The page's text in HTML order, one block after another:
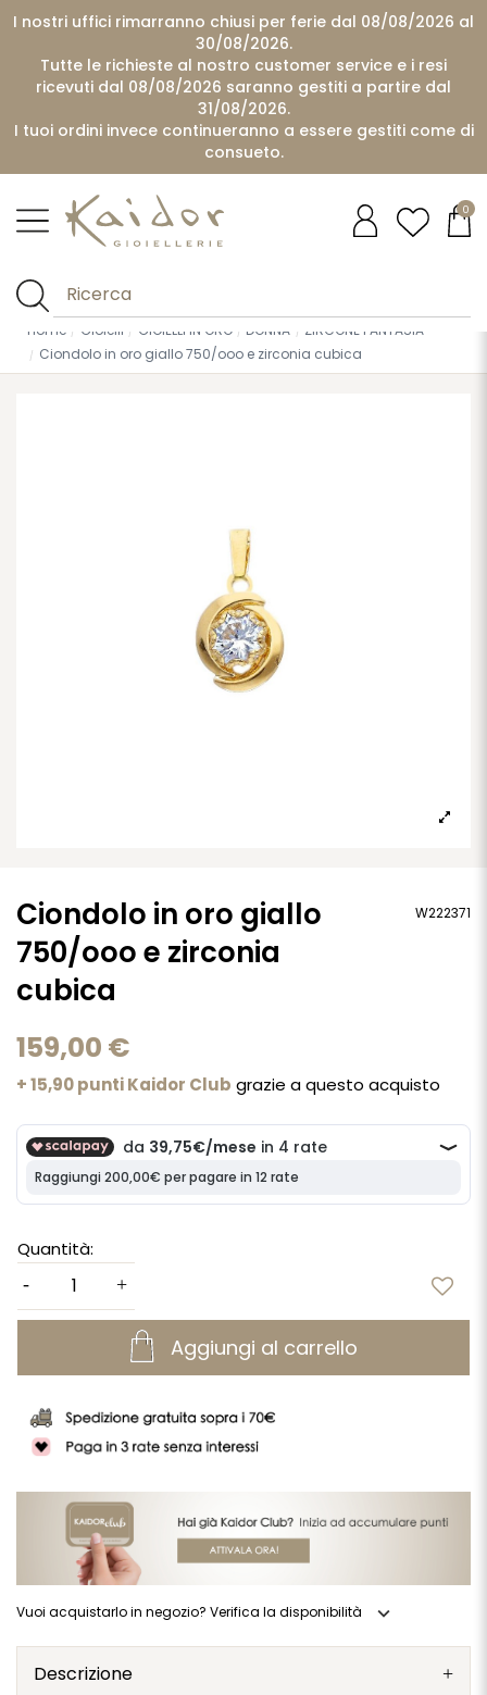
I nostri uffici rimarranno chiusi per ferie dal 08/08/2026 al
30/08/2026.
Tutte le richieste al nostro customer service e i resi
ricevuti dal 08/08/2026 saranno gestiti a partire dal
31/08/2026.
I tuoi ordini invece continueranno a essere gestiti come di
consueto.
0
Home Gioielli GIOIELLI IN ORO DONNA
ZIRCONE FANTASIA
Ciondolo in oro giallo 750/ooo e zirconia cubica
Ciondolo in oro giallo
750/ooo e zirconia
cubica
W222371
159,00 €
+ 15,90 punti Kaidor Club grazie a questo acquisto
Quantità:
Aggiungi al carrello
Vuoi acquistarlo in negozio? Verifica la disponibilità expand_more
Descrizione